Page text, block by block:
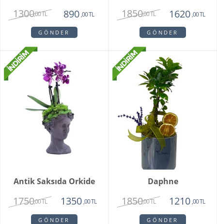
1300,00 TL 890 ,00 TL
GÖNDER
1850,00 TL 1620 ,00 TL
GÖNDER
Antik Saksıda Orkide
1750,00 TL 1350 ,00 TL
GÖNDER
Daphne
1850,00 TL 1210 ,00 TL
GÖNDER